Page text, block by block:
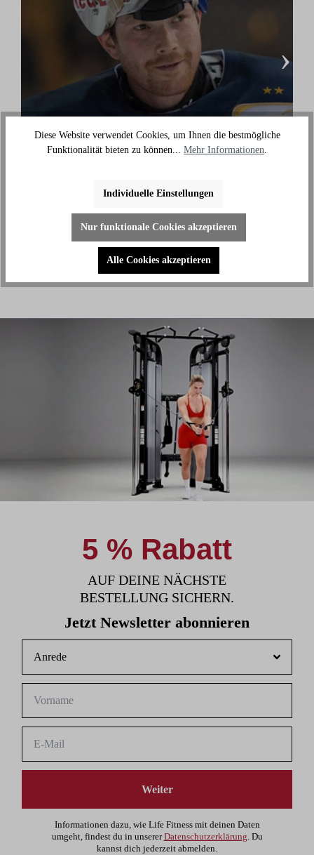
Danny aus den Birken
(Eishockey Olympionike & 3-facher deutscher
außerhalb des Eises an meiner Fitness zu arbeiten."
›
5 % Rabatt
AUF DEINE NÄCHSTE
BESTELLUNG SICHERN.
Jetzt Newsletter abonnieren
Weiter
Informationen dazu, wie Life Fitness mit deinen Daten
umgeht, findest du in unsererDatenschutzerklärung. Du
kannst dich jederzeit abmelden.
Diese Website verwendet Cookies, um Ihnen die bestmögliche
Funktionalität bieten zu können... Mehr Informationen.
Individuelle Einstellungen
Nur funktionale Cookies akzeptieren
Alle Cookies akzeptieren